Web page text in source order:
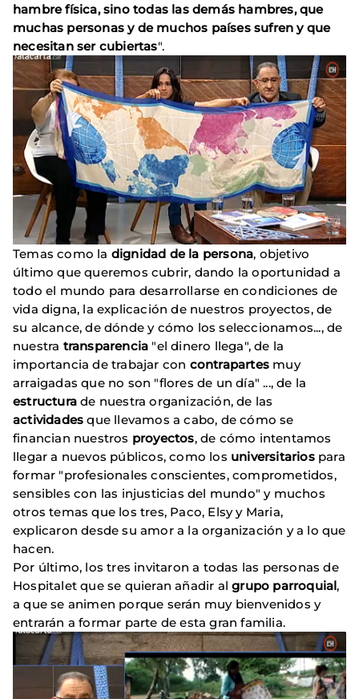
hambre física, sino todas las demás hambres, que
muchas personas y de muchos países sufren y que
necesitan ser cubiertas".
Temas como la dignidad de la persona, objetivo
último que queremos cubrir, dando la oportunidad a
todo el mundo para desarrollarse en condiciones de
vida digna, la explicación de nuestros proyectos, de
su alcance, de dónde y cómo los seleccionamos..., de
nuestra transparencia "el dinero llega", de la
importancia de trabajar con contrapartes muy
arraigadas que no son "flores de un día" ..., de la
estructura de nuestra organización, de las
actividades que llevamos a cabo, de cómo se
financian nuestros proyectos, de cómo intentamos
llegar a nuevos públicos, como los universitariospara
formar "profesionales conscientes, comprometidos,
sensibles con las injusticias del mundo" y muchos
otros temas que los tres, Paco, Elsy y Maria,
explicaron desde su amor a la organización y a lo que
hacen.
Por último, los tres invitaron a todas las personas de
Hospitalet que se quieran añadir algrupo parroquial,
a que se animen porque serán muy bienvenidos y
entrarán a formar parte de esta gran familia.